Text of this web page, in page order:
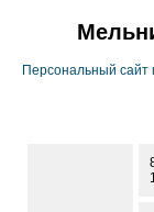
Персональный сайт